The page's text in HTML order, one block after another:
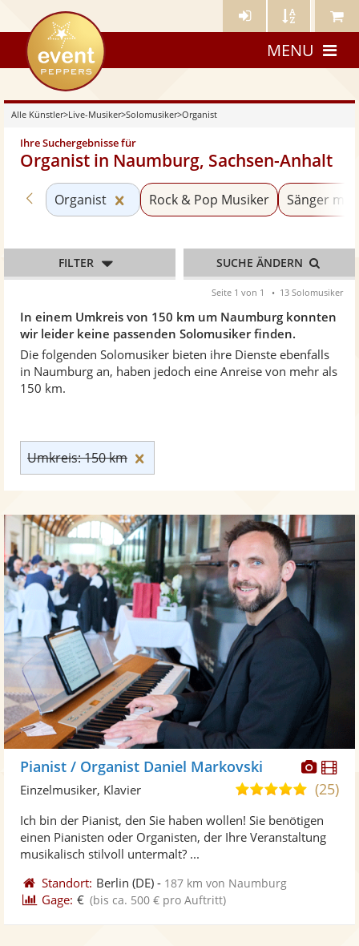
Künstler- Künstler Meine
eventpeppers
MENU
Alle Künstler>Live-Musiker>Solomusiker>Organist
Ihre Suchergebnisse für
Organist in Naumburg, Sachsen-Anhalt
In einem Umkreis von 150 km um Naumburg konnten
wir leider keine passenden Solomusiker finden.
Die folgenden Solomusiker bieten ihre Dienste ebenfalls
in Naumburg an, haben jedoch eine Anreise von mehr als
150 km.
Zurück zu «Solomusiker»
Organist Kategorie «Organist» zurücksetzen
Rock & Pop Musiker Sänger mit
Umkreis: 150 km
FILTER SUCHE ÄNDERN
Seite 1 von 1 13 Solomusiker
Fotos
Pianist / Organist Daniel Markovski
5,0
5
Sternen
(25)
Einzelmusiker, Klavier
Ich bin der Pianist, den Sie haben wollen! Sie benötigen
einen Pianisten oder Organisten, der Ihre Veranstaltung
musikalisch stilvoll untermalt? ...
Standort: Berlin (DE) - 187 km von Naumburg
Gage: € (bis ca. 500 € pro Auftritt)